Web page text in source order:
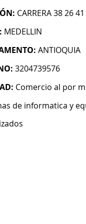
CARRERA 38 26
MEDELLIN
ANTIOQUIA
3204739576
Comercio al por
de informatica y